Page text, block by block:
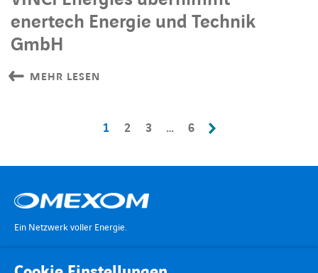
enertech Energie und Technik
GmbH
MEHR LESEN
1 2 3 … 6
Ein Netzwerk voller Energie.